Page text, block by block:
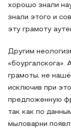
хорошо знали
знали этого и
эту грамоту
Другим
«боургалскога».
грамоты, не
исключив при
предложенную
так как по
мыловарни